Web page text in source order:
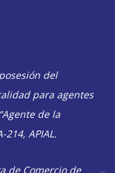
del
para agentes
de la
APIAL.
de Comercio de